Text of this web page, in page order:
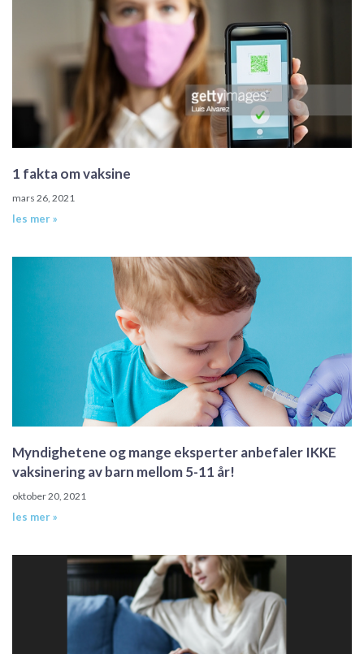
1 fakta om vaksine
mars 26, 2021
les mer »
Myndighetene og mange eksperter anbefaler IKKE
vaksinering av barn mellom 5-11 år!
oktober 20, 2021
les mer »